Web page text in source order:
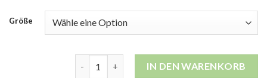
Größe
IN DEN WARENKORB